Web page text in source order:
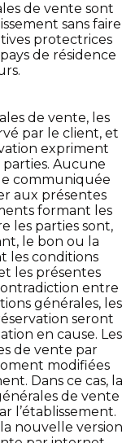
de vente sont
sans faire
protectrices
de résidence
de vente, les
par le client, et
expriment
Aucune
communiquée
aux présentes
formant les
les parties sont,
le bon ou la
les conditions
les présentes
entre
générales, les
seront
en cause. Les
de vente par
modifiées
Dans ce cas, la
de vente
l’établissement.
nouvelle version